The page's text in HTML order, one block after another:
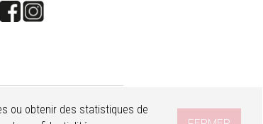
ou obtenir des statistiques de